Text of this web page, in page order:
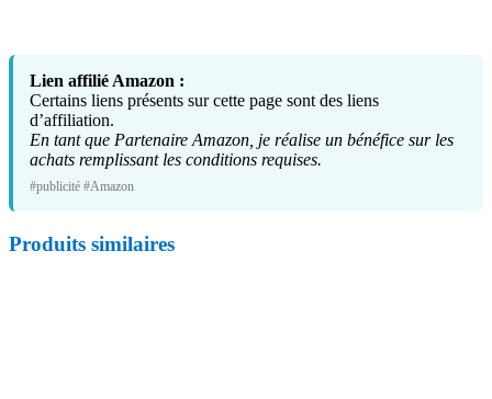
Lien affilié Amazon :
Certains liens présents sur cette page sont des liens
d’affiliation.
En tant que Partenaire Amazon, je réalise un bénéfice sur les
achats remplissant les conditions requises.
#publicité #Amazon
Produits similaires